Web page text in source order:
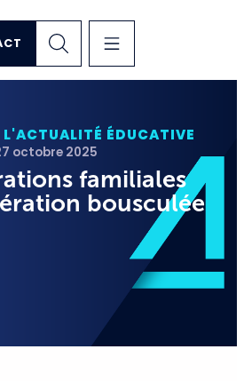
L'ACTUALITÉ ÉDUCATIVE
octobre 2025
familiales
bousculée